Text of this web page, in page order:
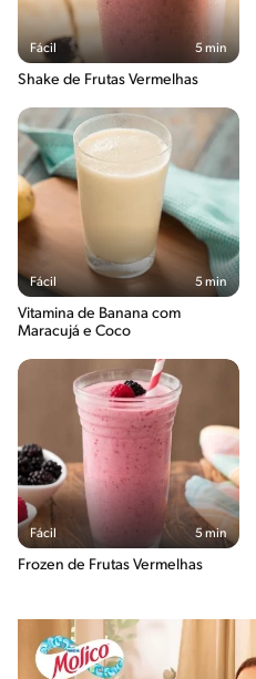
Fácil 5 min
Shake de Frutas Vermelhas
Fácil 5 min
Vitamina de Banana com
Maracujá e Coco
Fácil 5 min
Frozen de Frutas Vermelhas